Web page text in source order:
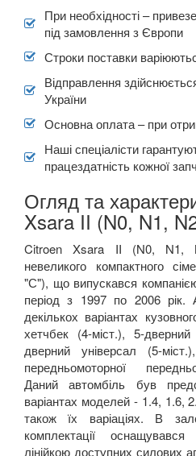
При необхідності –
під замовлення з Європи
Строки поставки
Відправлення
України
Основна оплата – при
Наші спеціалісти
працездатність кожної
Огляд та
Xsara II (N0, N1,
Citroen Xsara II (N0, N1,
невеликого компактного
"С"), що випускався
період з 1997 по 2006 рік.
декількох варіантах
хетчбек (4-міст.), 5-
дверний універсал (5-
передньомоторної
Даний автомбіль був
варіантах моделей - 1.4, 1.6,
також їх варіаціях. В
комплектації
лінійкою доступних силових